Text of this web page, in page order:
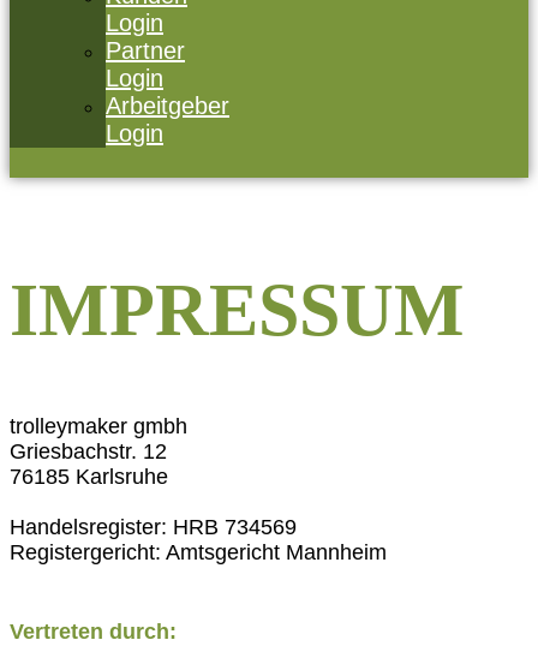
Login
Partner
Login
Arbeitgeber
Login
IMPRESSUM
trolleymaker gmbh
Griesbachstr. 12
76185 Karlsruhe
Handelsregister: HRB 734569
Registergericht: Amtsgericht Mannheim
Vertreten durch: